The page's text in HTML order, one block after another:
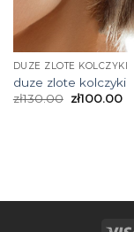
DUZE ZLOTE KOLCZYKI
duze zlote kolczyki
zł130.00 zł100.00